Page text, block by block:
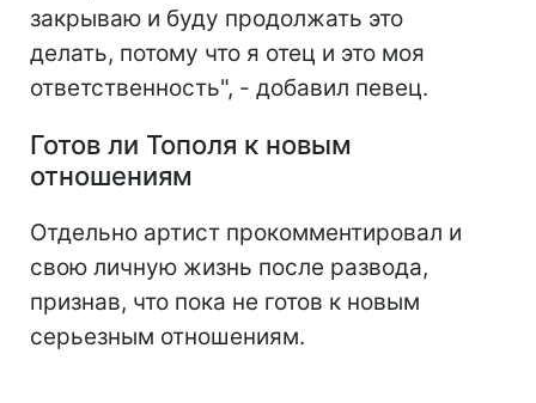
закрываю и буду продолжать это
делать, потому что я отец и это моя
ответственность", - добавил певец.
Готов ли Тополя к новым
отношениям
Отдельно артист прокомментировал и
свою личную жизнь после развода,
признав, что пока не готов к новым
серьезным отношениям.